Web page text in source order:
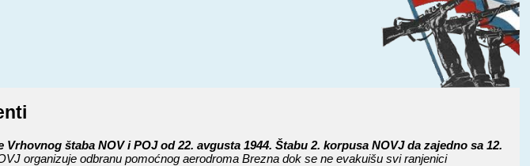
Vrhovnog štaba NOV i POJ od 22. avgusta 1944. Štabu 2. korpusa NOVJ da zajedno sa 12.
organizuje odbranu pomoćnog aerodroma Brezna dok se ne evakuišu svi ranjenici